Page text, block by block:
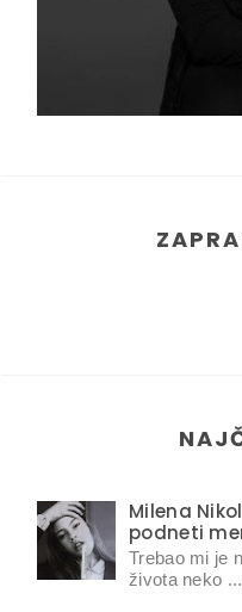
Milena
podneti
Trebao mi je
života neko ...